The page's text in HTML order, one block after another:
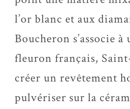
l’or blanc et aux
Boucheron s’associe à
fleuron français,
créer un revêtement
pulvériser sur la